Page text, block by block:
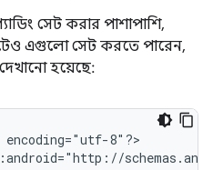
সেট করার পাশাপাশি,
এগুলো সেট করতে পারেন,
হয়েছে: